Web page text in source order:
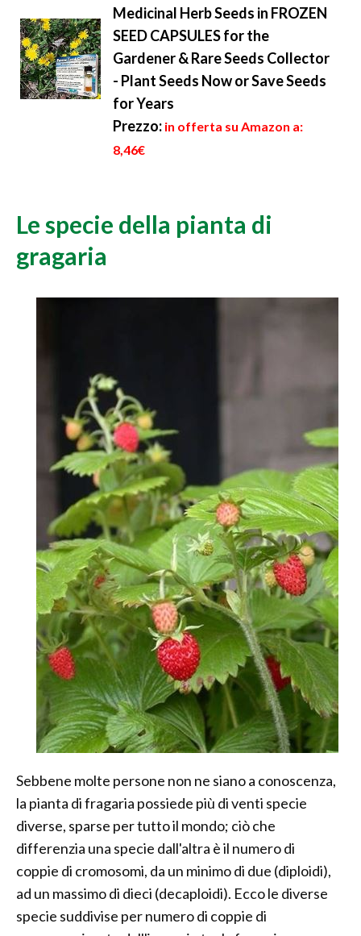
Medicinal Herb Seeds in FROZEN
SEED CAPSULES for the
Gardener & Rare Seeds Collector
- Plant Seeds Now or Save Seeds
for Years
Prezzo: in offerta su Amazon a:
8,46€
Le specie della pianta di
gragaria
Sebbene molte persone non ne siano a conoscenza,
la pianta di fragaria possiede più di venti specie
diverse, sparse per tutto il mondo; ciò che
differenzia una specie dall'altra è il numero di
coppie di cromosomi, da un minimo di due (diploidi),
ad un massimo di dieci (decaploidi). Ecco le diverse
specie suddivise per numero di coppie di